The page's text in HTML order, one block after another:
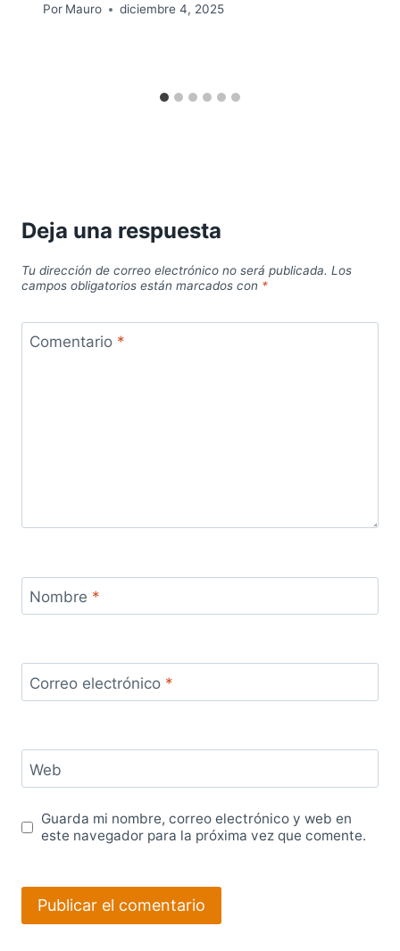
Por Mauro diciembre 4, 2025
Deja una respuesta
Tu dirección de correo electrónico no será publicada. Los
campos obligatorios están marcados con *
Comentario *
Nombre *
Correo electrónico *
Web
Guarda mi nombre, correo electrónico y web en
este navegador para la próxima vez que comente.